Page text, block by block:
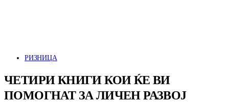
РИЗНИЦА
ЧЕТИРИ КНИГИ КОИ ЌЕ ВИ
ПОМОГНАТ ЗА ЛИЧЕН РАЗВОЈ